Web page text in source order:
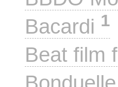
Bacardi 1
Beat film